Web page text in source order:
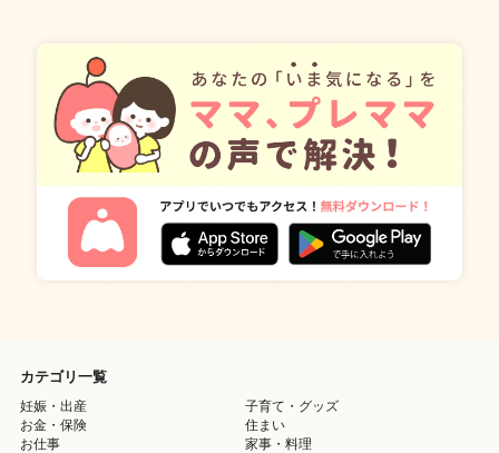
カテゴリ一覧
妊娠・出産
子育て・グッズ
お金・保険
住まい
お仕事
家事・料理